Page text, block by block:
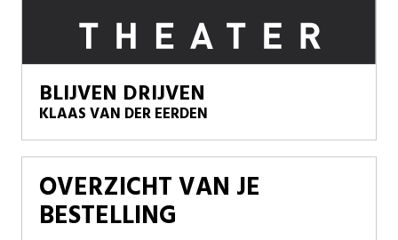
BLIJVEN DRIJVEN
KLAAS VAN DER EERDEN
OVERZICHT VAN JE
BESTELLING